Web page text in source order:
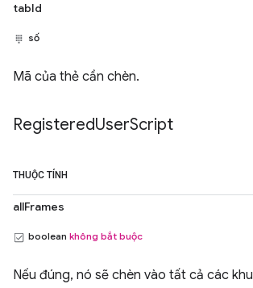
tabId
số
Mã của thẻ cần chèn.
RegisteredUserScript
THUỘC TÍNH
allFrames
boolean không bắt buộc
Nếu đúng, nó sẽ chèn vào tất cả các